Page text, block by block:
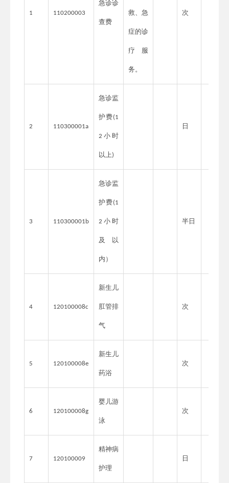
1 110200003
急诊诊
查费
救、急
症的诊
疗服
务。
次
2 110300001a
急诊监
护费(1
2 小时
以上)
日
3 110300001b
急诊监
护费(1
2 小时
及以
内）
半日
4 120100008c
新生儿
肛管排
气
次
5 120100008e
新生儿
药浴
次
6 120100008g
婴儿游
泳
次
7 120100009
精神病
护理
日